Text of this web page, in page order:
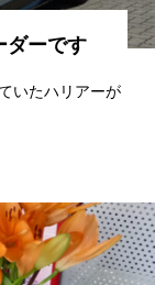
ダーです
いたハリアーが